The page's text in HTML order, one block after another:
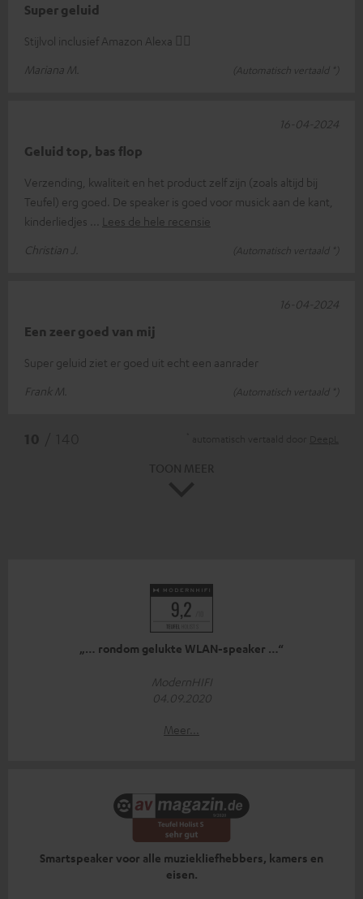
Super geluid
Stijlvol inclusief Amazon Alexa 👍🏽
Mariana M.
(Automatisch vertaald *)
Geluid top, bas flop
Verzending, kwaliteit en het product zelf zijn (zoals altijd bij
Teufel) erg goed. De speaker is goed voor musick aan de kant,
kinderliedjes
Lees de hele recensie
Christian J.
(Automatisch vertaald *)
16-04-2024
Een zeer goed van mij
Super geluid ziet er goed uit echt een aanrader
Frank M.
(Automatisch vertaald *)
16-04-2024
„… rondom gelukte WLAN-speaker …“
ModernHIFI
04.09.2020
Meer...
Smartspeaker voor alle muziekliefhebbers, kamers en
eisen.